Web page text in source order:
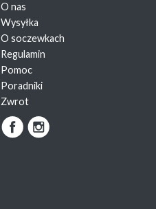
O nas
Wysyłka
O soczewkach
Regulamin
Pomoc
Poradniki
Zwrot